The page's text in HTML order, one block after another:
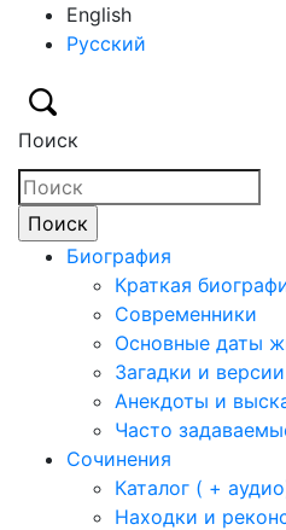
English
Русский
Поиск
Биография
Краткая
Современники
Основные даты
Загадки и версии
Анекдоты и
Часто
Сочинения
Каталог ( +
Находки и